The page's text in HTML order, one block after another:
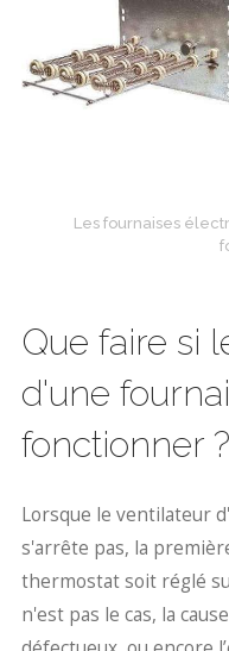
Les fournaises
Que faire si
d'une
fonctionner ?
Lorsque le ventilateur
s'arrête pas, la
thermostat soit réglé
n'est pas le cas, la